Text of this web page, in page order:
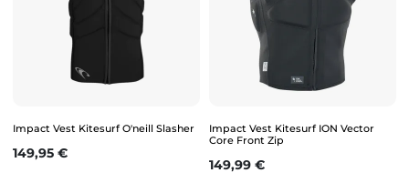
Impact Vest Kitesurf O'neill Slasher
Prix
149,95 €
Impact Vest Kitesurf ION Vector
Core Front Zip
Prix
149,99 €